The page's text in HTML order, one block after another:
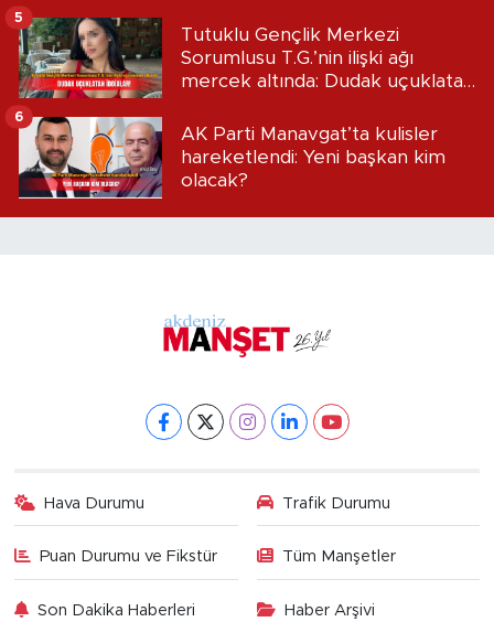
Tutuklu Gençlik Merkezi
Sorumlusu T.G.’nin ilişki ağı
mercek altında: Dudak uçuklatan
5
AK Parti Manavgat’ta kulisler
hareketlendi: Yeni başkan kim
olacak?
6
Hava Durumu Trafik Durumu
Puan Durumu ve Fikstür Tüm Manşetler
Son Dakika Haberleri Haber Arşivi